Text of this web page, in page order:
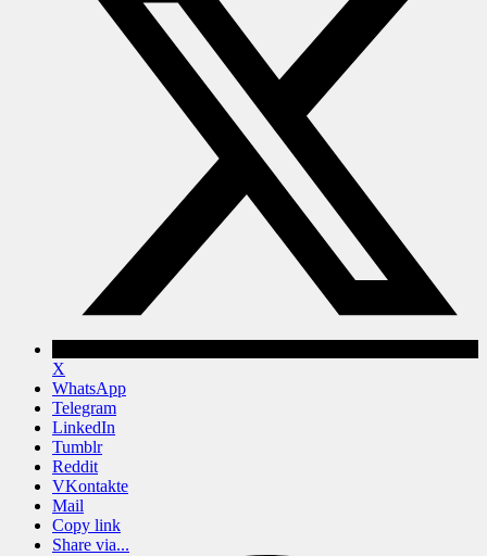
X
WhatsApp
Telegram
LinkedIn
Tumblr
Reddit
VKontakte
Mail
Copy link
Share via...